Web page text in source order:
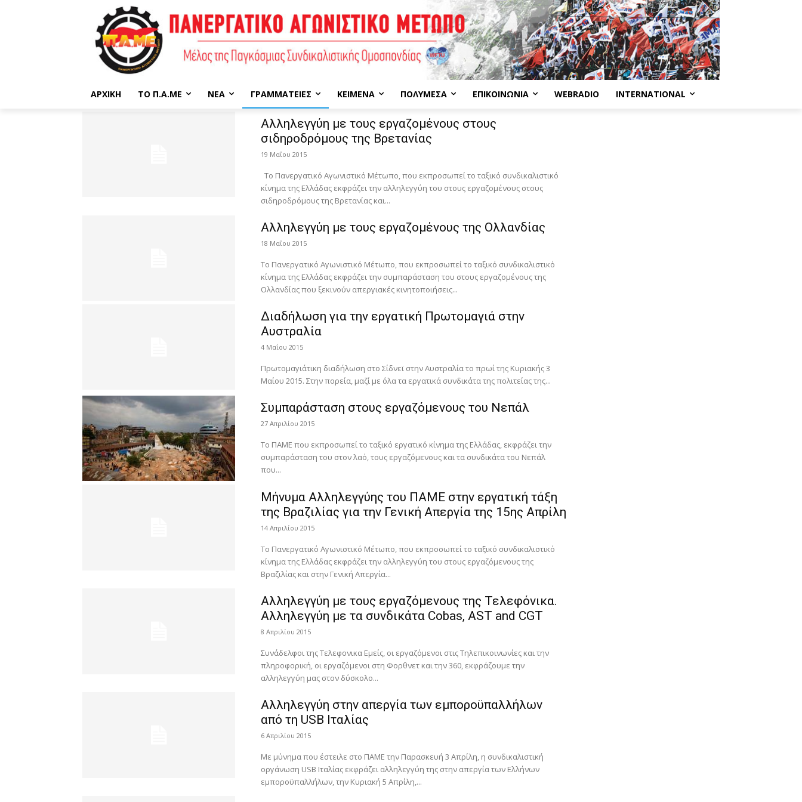
ΑΡΧΙΚΉ ΤΟ Π.Α.ΜΕ ΝΈΑ ΓΡΑΜΜΑΤΕΊΕΣ ΚΕΊΜΕΝΑ ΠΟΛΥΜΈΣΑ ΕΠΙΚΟΙΝΩΝΊΑ WEBRADIO INTERNATIONAL
Αλληλεγγύη με τους εργαζομένους στους
σιδηροδρόμους της Βρετανίας
19 Μαΐου 2015
Το Πανεργατικό Αγωνιστικό Μέτωπο, που εκπροσωπεί το ταξικό συνδικαλιστικό
κίνημα της Ελλάδας εκφράζει την αλληλεγγύη του στους εργαζομένους στους
σιδηροδρόμους της Βρετανίας και...
Αλληλεγγύη με τους εργαζομένους της Ολλανδίας
18 Μαΐου 2015
Το Πανεργατικό Αγωνιστικό Μέτωπο, που εκπροσωπεί το ταξικό συνδικαλιστικό
κίνημα της Ελλάδας εκφράζει την συμπαράσταση του στους εργαζομένους της
Ολλανδίας που ξεκινούν απεργιακές κινητοποιήσεις...
Διαδήλωση για την εργατική Πρωτομαγιά στην
Αυστραλία
4 Μαΐου 2015
Πρωτομαγιάτικη διαδήλωση στο Σίδνεϊ στην Αυστραλία το πρωί της Κυριακής 3
Μαίου 2015. Στην πορεία, μαζί με όλα τα εργατικά συνδικάτα της πολιτείας της...
Συμπαράσταση στους εργαζόμενους του Νεπάλ
27 Απριλίου 2015
Το ΠΑΜΕ που εκπροσωπεί το ταξικό εργατικό κίνημα της Ελλάδας, εκφράζει την
συμπαράσταση του στον λαό, τους εργαζόμενους και τα συνδικάτα του Νεπάλ
που...
Μήνυμα Αλληλεγγύης του ΠΑΜΕ στην εργατική τάξη
της Βραζιλίας για την Γενική Απεργία της 15ης Απρίλη
14 Απριλίου 2015
Το Πανεργατικό Αγωνιστικό Μέτωπο, που εκπροσωπεί το ταξικό συνδικαλιστικό
κίνημα της Ελλάδας εκφράζει την αλληλεγγύη του στους εργαζόμενους της
Βραζιλίας και στην Γενική Απεργία...
Αλληλεγγύη με τους εργαζόμενους της Τελεφόνικα.
Αλληλεγγύη με τα συνδικάτα Cobas, AST and CGT
8 Απριλίου 2015
Συνάδελφοι της Τελεφονικα Εμείς, οι εργαζόμενοι στις Τηλεπικοινωνίες και την
πληροφορική, οι εργαζόμενοι στη Φορθνετ και την 360, εκφράζουμε την
αλληλεγγύη μας στον δύσκολο...
Αλληλεγγύη στην απεργία των εμποροϋπαλλήλων
από τη USB Ιταλίας
6 Απριλίου 2015
Με μύνημα που έστειλε στο ΠΑΜΕ την Παρασκευή 3 Απρίλη, η συνδικαλιστική
οργάνωση USB Ιταλίας εκφράζει αλληλεγγύη της στην απεργία των Ελλήνων
εμποροϋπαλλήλων, την Κυριακή 5 Απρίλη,...